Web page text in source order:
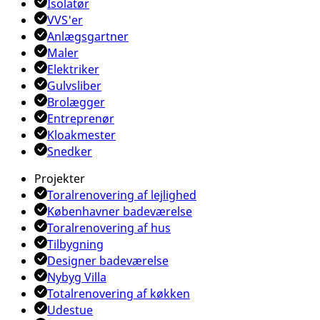
Isolatør
VVS'er
Anlægsgartner
Maler
Elektriker
Gulvsliber
Brolægger
Entreprenør
Kloakmester
Snedker
Projekter
Toralrenovering af lejlighed
Københavner badeværelse
Toralrenovering af hus
Tilbygning
Designer badeværelse
Nybyg Villa
Totalrenovering af køkken
Udestue